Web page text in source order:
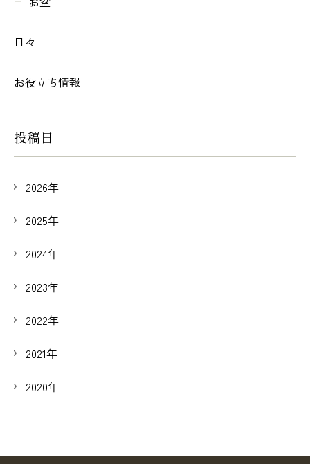
日々
お役立ち情報
投稿日
2026年
2025年
2024年
2023年
2022年
2021年
2020年